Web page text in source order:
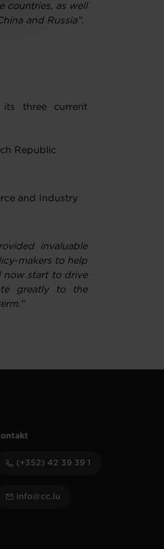
countries, as well
and Russia”.
its three current
Republic
and Industry
invaluable
makers to help
now start to drive
greatly to the
(+352) 42 39 39 1
info@cc.lu